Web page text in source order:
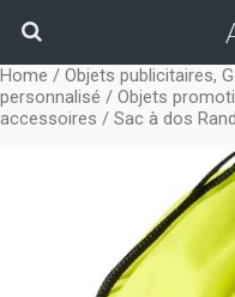
Home / Objets publicitaires,
personnalisé / Objets
accessoires / Sac à dos